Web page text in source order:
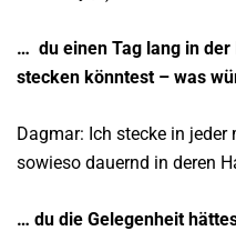
… du einen Tag lang in
stecken könntest – was
Dagmar: Ich stecke in
sowieso dauernd in deren
… du die Gelegenheit